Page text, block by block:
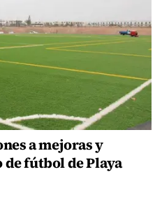
a mejoras y
fútbol de Playa